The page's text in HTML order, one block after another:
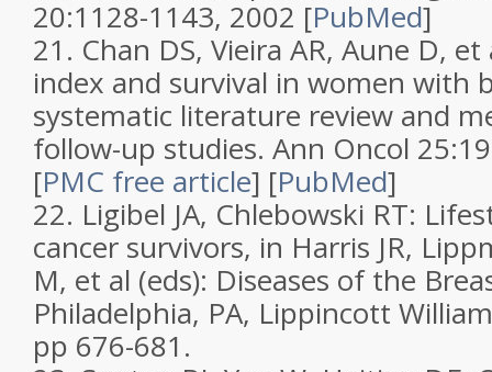
20:1128-1143, 2002 [PubMed]
21. Chan DS, Vieira AR, Aune D,
index and survival in women with
systematic literature review and
follow-up studies. Ann Oncol 25
[PMC free article] [PubMed]
22. Ligibel JA, Chlebowski RT:
cancer survivors, in Harris JR,
M, et al (eds): Diseases of the
Philadelphia, PA, Lippincott
pp 676-681.